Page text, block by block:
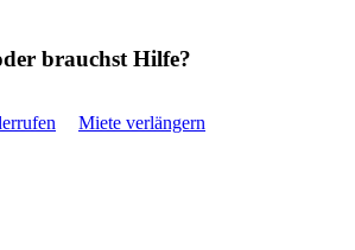
brauchst Hilfe?
Miete verlängern